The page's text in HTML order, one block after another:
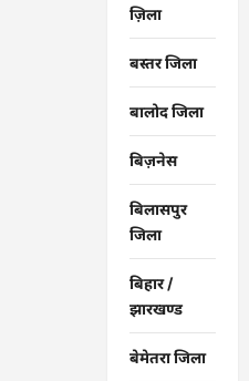
ज़िला
बस्तर जिला
बालोद जिला
बिज़नेस
बिलासपुर
जिला
बिहार /
झारखण्ड
बेमेतरा जिला